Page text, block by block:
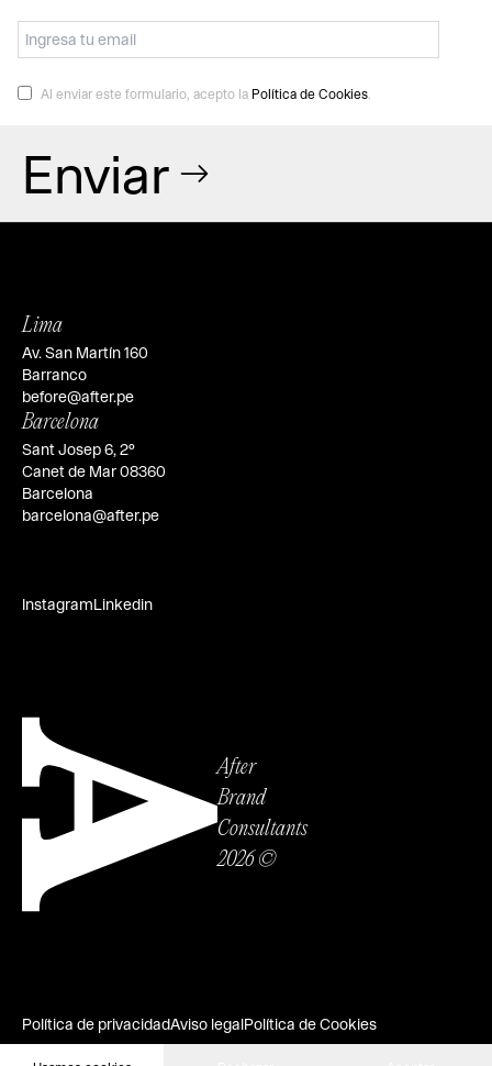
Al enviar este formulario, acepto la Política de Cookies
Enviar
Lima
Av. San Martín 160
Barranco
before@after.pe
Barcelona
Sant Josep 6, 2º
Canet de Mar 08360
Barcelona
barcelona@after.pe
InstagramLinkedin
After
Brand
Consultants
2026 ©
Política de privacidadAviso legalPolítica de Cookies